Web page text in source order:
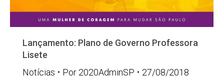
Lançamento: Plano de Governo Professora
Lisete
Notícias
Por 2020AdminSP 27/08/2018